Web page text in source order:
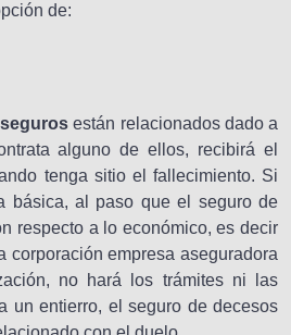
de:
están relacionados dado a
alguno de ellos, recibirá el
tenga sitio el fallecimiento. Si
básica, al paso que el seguro de
respecto a lo económico, es decir
corporación empresa aseguradora
no hará los trámites ni las
un entierro, el seguro de decesos